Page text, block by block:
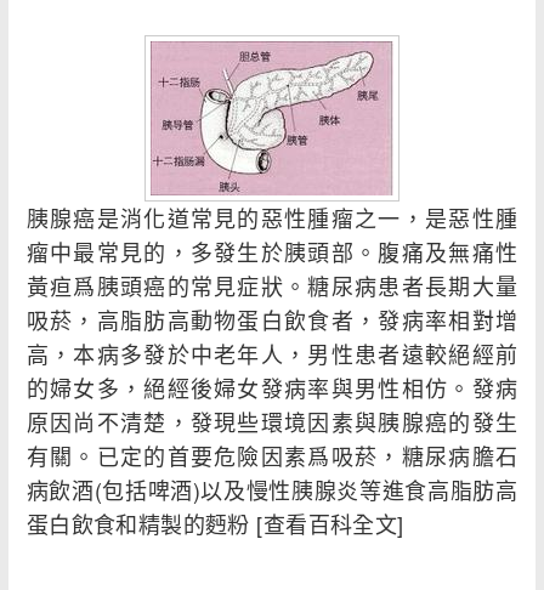
胰腺癌是消化道常見的惡性腫瘤之一，是惡性腫
瘤中最常見的，多發生於胰頭部。腹痛及無痛性
黃疸爲胰頭癌的常見症狀。糖尿病患者長期大量
吸菸，高脂肪高動物蛋白飲食者，發病率相對增
高，本病多發於中老年人，男性患者遠較絕經前
的婦女多，絕經後婦女發病率與男性相仿。發病
原因尚不清楚，發現些環境因素與胰腺癌的發生
有關。已定的首要危險因素爲吸菸，糖尿病膽石
病飲酒(包括啤酒)以及慢性胰腺炎等進食高脂肪高
蛋白飲食和精製的麪粉 [查看百科全文]